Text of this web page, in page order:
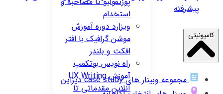
استخدام
ویزارددوره آموزش
موشن گرافیک با افتر
افکت و بلندر
راه نویسبوتکمپ
آموزش UX Writing
آنلاین مقدماتی تا
پیشرفته
کامیونیتی
مجموعه وبینار های case study دیزاین